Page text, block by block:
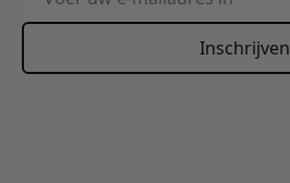
Inschrijven